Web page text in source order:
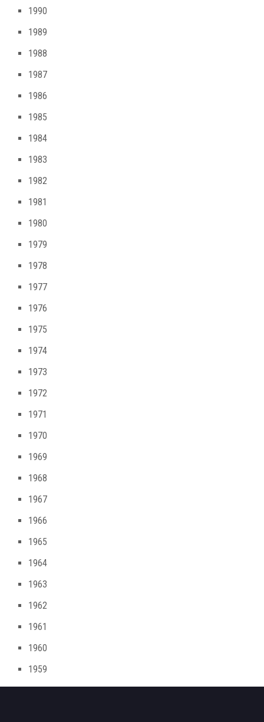
1990
1989
1988
1987
1986
1985
1984
1983
1982
1981
1980
1979
1978
1977
1976
1975
1974
1973
1972
1971
1970
1969
1968
1967
1966
1965
1964
1963
1962
1961
1960
1959